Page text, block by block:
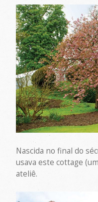
Nascida no final do
usava este cottage
ateliê.